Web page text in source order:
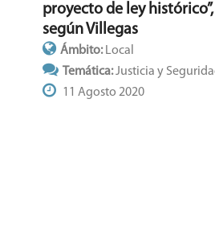
proyecto de ley histórico”,
según Villegas
Ámbito: Local
Temática:Justicia y
11 Agosto 2020